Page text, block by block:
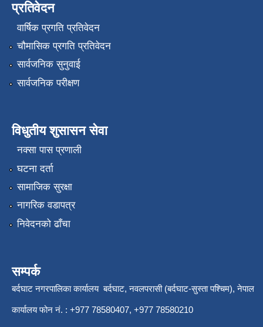
प्रतिवेदन
वार्षिक प्रगति प्रतिवेदन
चौमासिक प्रगति प्रतिवेदन
सार्वजनिक सुनुवाई
सार्वजनिक परीक्षण
विधुतीय शुसासन सेवा
नक्सा पास प्रणाली
घटना दर्ता
सामाजिक सुरक्षा
नागरिक वडापत्र
निवेदनको ढाँचा
सम्पर्क
बर्दघाट नगरपालिका कार्यालय बर्दघाट, नवलपरासी (बर्दघाट-सुस्ता पश्चिम), नेपाल
कार्यालय फोन नं. : +977 78580407, +977 78580210